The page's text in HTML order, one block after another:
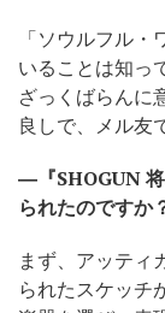
「ソウルフル
いることは知っ
ざっくばらんに
良しで、メル友
―『SHOGUN
られたのですか
まず、アッティ
られたスケッチ